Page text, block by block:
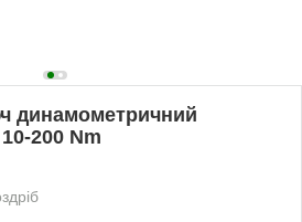
динамометричний
200 Nm